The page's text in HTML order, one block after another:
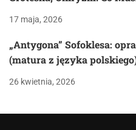
17 maja, 2026
„Antygona” Sofoklesa:
(matura z języka
26 kwietnia, 2026